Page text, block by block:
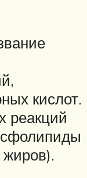
кислот.
реакций